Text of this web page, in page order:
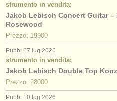
notizie di musica
editori:
pubblica con noi
find out about ourATS
ATSfaq
strumento in vendita:
Jakob Lebisch Concert Guitar –
Rosewood
Prezzo: 19900
Pubb: 27 lug 2026
strumento in vendita:
Jakob Lebisch Double Top
Prezzo: 28000
Pubb: 10 lug 2026